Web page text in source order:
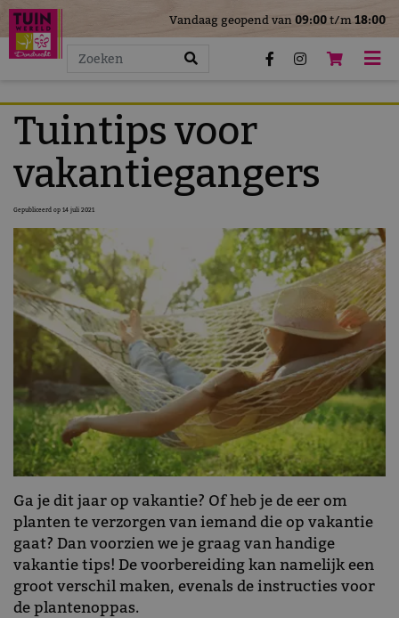
Vandaag geopend van09:00t/m18:00
Tuintips voor
vakantiegangers
Gepubliceerd op 14 juli 2021
Ga je dit jaar op vakantie? Of heb je de eer om
planten te verzorgen van iemand die op vakantie
gaat? Dan voorzien we je graag van handige
vakantie tips! De voorbereiding kan namelijk een
groot verschil maken, evenals de instructies voor
de plantenoppas.